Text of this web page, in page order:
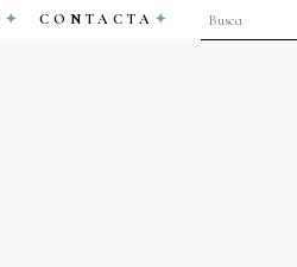
CONTACTA